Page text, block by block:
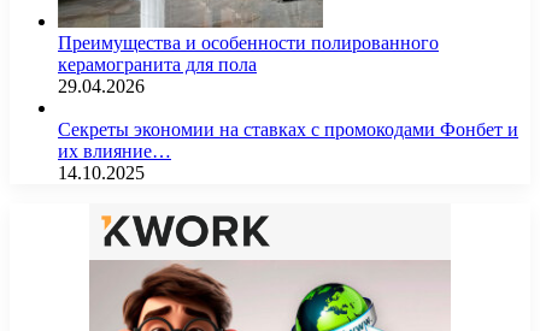
Преимущества и особенности полированного
керамогранита для пола
29.04.2026
Секреты экономии на ставках с промокодами Фонбет и
их влияние…
14.10.2025